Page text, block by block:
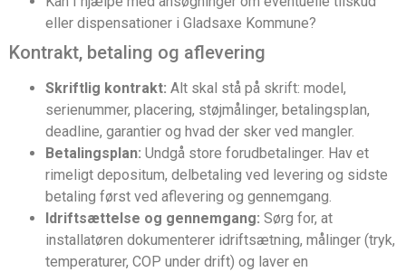
eller dispensationer i Gladsaxe Kommune?
Kontrakt, betaling og aflevering
Skriftlig kontrakt: Alt skal stå på skrift: model,
serienummer, placering, støjmålinger, betalingsplan,
deadline, garantier og hvad der sker ved mangler.
Betalingsplan: Undgå store forudbetalinger. Hav et
rimeligt depositum, delbetaling ved levering og sidste
betaling først ved aflevering og gennemgang.
Idriftsættelse og gennemgang: Sørg for, at
installatøren dokumenterer idriftsætning, målinger (tryk,
temperaturer, COP under drift) og laver en